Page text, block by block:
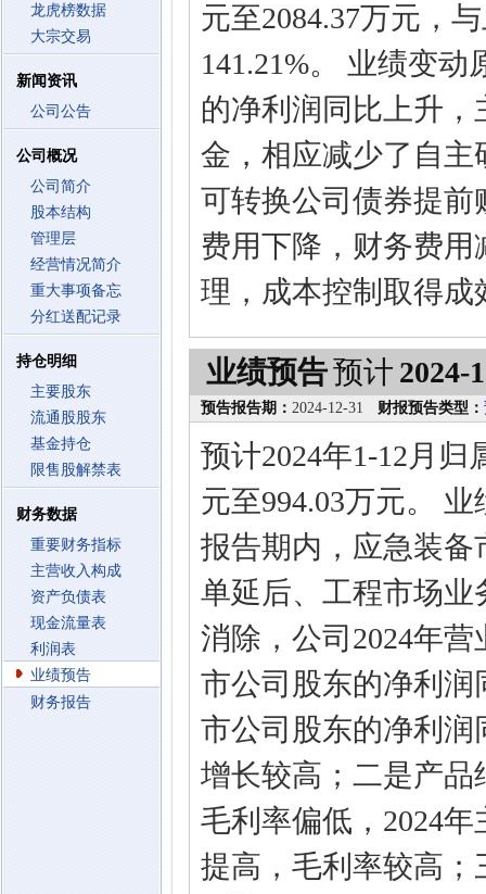
龙虎榜数据
大宗交易
新闻资讯
公司公告
公司概况
公司简介
股本结构
管理层
经营情况简介
重大事项备忘
分红送配记录
持仓明细
主要股东
流通股股东
基金持仓
限售股解禁表
财务数据
重要财务指标
主营收入构成
资产负债表
现金流量表
利润表
业绩预告
财务报告
元至2084.37万元，
141.21%。 业绩变
的净利润同比上升
金，相应减少了自
可转换公司债券提
费用下降，财务费
理，成本控制取得成
业绩预告预计 2024-
预告报告期： 2024-12-31 财报预告类型：
预计2024年1-12月
元至994.03万元。
报告期内，应急装备
单延后、工程市场业
消除，公司2024年
市公司股东的净利润
市公司股东的净利
增长较高；二是产品
毛利率偏低，2024
提高，毛利率较高